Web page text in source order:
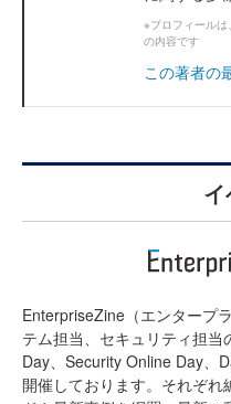
※プロフィール
の内容です
この著者の
EnterpriseZine（エンタープ
テム担当、セキュリティ担
Day、Security Online Day、
開催しております。それぞ